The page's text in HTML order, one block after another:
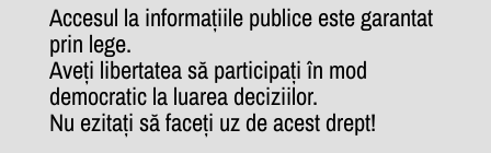
Accesul la informațiile publice este garantat
prin lege.
Aveți libertatea să participați în mod
democratic la luarea deciziilor.
Nu ezitați să faceți uz de acest drept!